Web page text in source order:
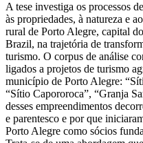
A tese investiga os processos
às propriedades, à natureza e
rural de Porto Alegre, capital
Brazil, na trajetória de
turismo. O corpus de análise
ligados a projetos de turismo
município de Porto Alegre:
“Sítio Capororoca”, “Granja
desses empreendimentos
e parentesco e por que
Porto Alegre como sócios